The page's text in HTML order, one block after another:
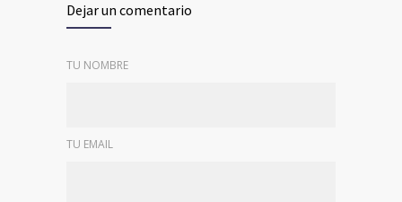
Dejar un comentario
TU NOMBRE
TU EMAIL